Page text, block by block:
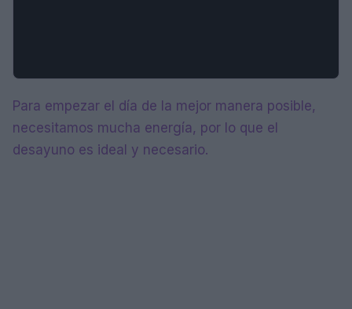
Para empezar el día de la mejor manera posible,
necesitamos mucha energía, por lo que el
desayuno es ideal y necesario.